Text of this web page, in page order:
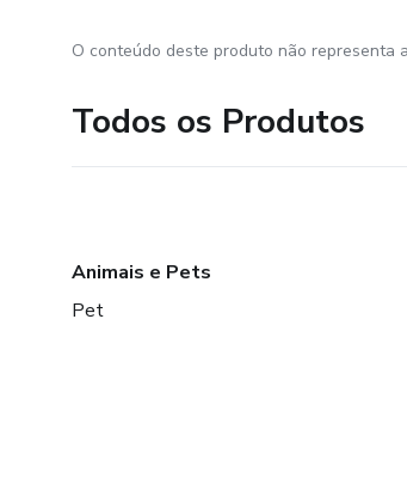
O conteúdo deste produto não representa
Todos os Produtos
Animais e Pets
Pet